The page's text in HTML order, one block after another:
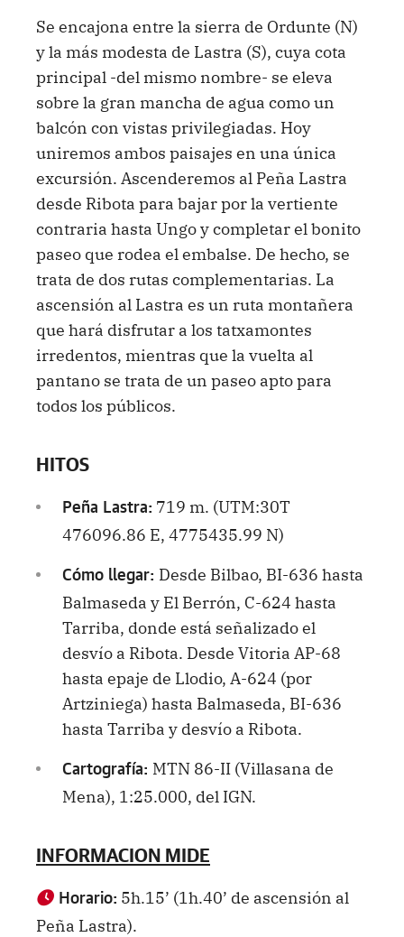
Se encajona entre la sierra de Ordunte (N)
y la más modesta de Lastra (S), cuya cota
principal -del mismo nombre- se eleva
sobre la gran mancha de agua como un
balcón con vistas privilegiadas. Hoy
uniremos ambos paisajes en una única
excursión. Ascenderemos al Peña Lastra
desde Ribota para bajar por la vertiente
contraria hasta Ungo y completar el bonito
paseo que rodea el embalse. De hecho, se
trata de dos rutas complementarias. La
ascensión al Lastra es un ruta montañera
que hará disfrutar a los tatxamontes
irredentos, mientras que la vuelta al
pantano se trata de un paseo apto para
todos los públicos.
HITOS
Peña Lastra: 719 m. (UTM:30T
476096.86 E, 4775435.99 N)
Cómo llegar: Desde Bilbao, BI-636 hasta
Balmaseda y El Berrón, C-624 hasta
Tarriba, donde está señalizado el
desvío a Ribota. Desde Vitoria AP-68
hasta epaje de Llodio, A-624 (por
Artziniega) hasta Balmaseda, BI-636
hasta Tarriba y desvío a Ribota.
Cartografía: MTN 86-II (Villasana de
Mena), 1:25.000, del IGN.
INFORMACION MIDE
Horario: 5h.15’ (1h.40’ de ascensión al
Peña Lastra).